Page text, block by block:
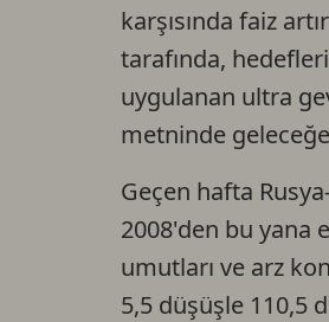
karşısında faiz
tarafında,
uygulanan ultra
metninde
Geçen hafta
2008'den bu yana
umutları ve arz
5,5 düşüşle 110,5